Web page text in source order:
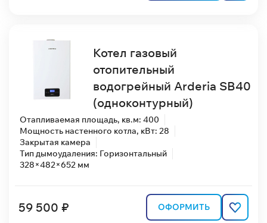
Котел газовый
отопительный
водогрейный Arderia SB40
(одноконтурный)
Отапливаемая площадь, кв.м: 400
Мощность настенного котла, кВт: 28
Закрытая камера
Тип дымоудаления: Горизонтальный
328×482×652 мм
59 500 ₽ ОФОРМИТЬ